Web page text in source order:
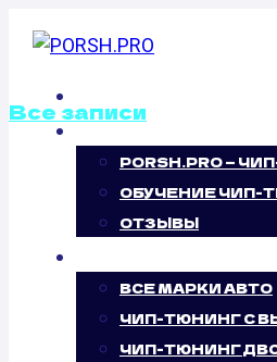
PORSH.PRO —
ОБУЧЕНИЕ ЧИП-
ОТЗЫВЫ
ВСЕ МАРКИ АВТО
ЧИП-ТЮНИНГ С
ЧИП-ТЮНИНГ
Все записи